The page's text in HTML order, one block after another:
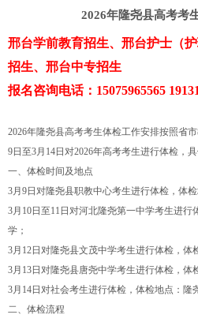
2026年隆尧县高考考
邢台学前教育招生、邢台护士（
招生、邢台中专招生
报名咨询电话：15075965565
2026年隆尧县高考考生体检工作安排按照省
9日至3月14日对2026年高考考生进行体检，
一、体检时间及地点
3月9日对隆尧县职教中心考生进行体检，体
3月10日至11日对河北隆尧第一中学考生进
学；
3月12日对隆尧县文茂中学考生进行体检，体
3月13日对隆尧县唐尧中学考生进行体检，体
3月14日对社会考生进行体检，体检地点：隆
二、体检流程